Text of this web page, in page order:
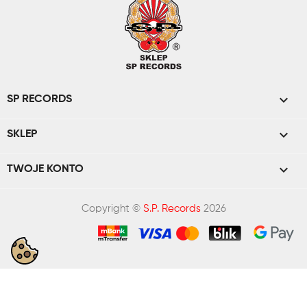
SP RECORDS 
SKLEP 
TWOJE KONTO 
Copyright © S.P. Records2026